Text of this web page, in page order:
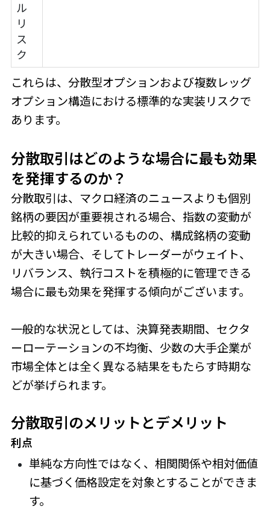
ル
リ
ス
ク
これらは、分散型オプションおよび複数レッグ
オプション構造における標準的な実装リスクで
あります。
分散取引はどのような場合に最も効果
を発揮するのか？
分散取引は、マクロ経済のニュースよりも個別
銘柄の要因が重要視される場合、指数の変動が
比較的抑えられているものの、構成銘柄の変動
が大きい場合、そしてトレーダーがウェイト、
リバランス、執行コストを積極的に管理できる
場合に最も効果を発揮する傾向がございます。
一般的な状況としては、決算発表期間、セクタ
ーローテーションの不均衡、少数の大手企業が
市場全体とは全く異なる結果をもたらす時期な
どが挙げられます。
分散取引のメリットとデメリット
利点
単純な方向性ではなく、相関関係や相対価値
に基づく価格設定を対象とすることができま
す。